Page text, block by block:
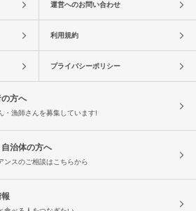
運営へのお問い合わせ
利用規約
プライバシーポリシー
方へ
・漁師さんを募集しています!
治体の方へ
ンスのご相談はこちらから